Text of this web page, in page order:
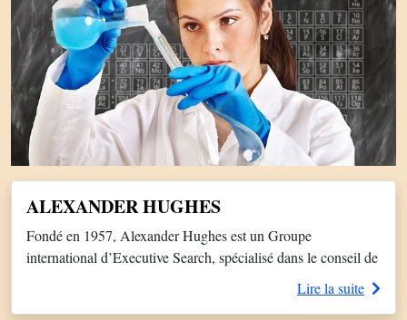
ALEXANDER HUGHES
Fondé en 1957, Alexander Hughes est un Groupe
international d’Executive Search, spécialisé dans le conseil de
Administrateurs. Alexander Hughes est aujourd’hui un des
Lire la suite